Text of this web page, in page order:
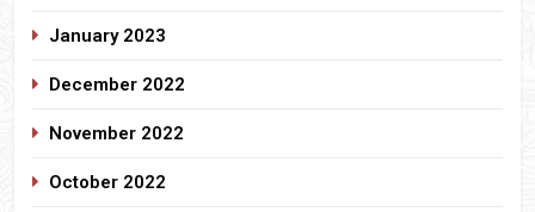
January 2023
December 2022
November 2022
October 2022